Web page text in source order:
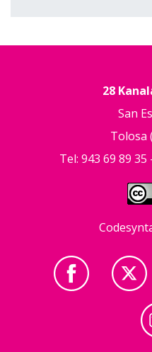
28
San
Tolosa
Tel: 943 69 89 35